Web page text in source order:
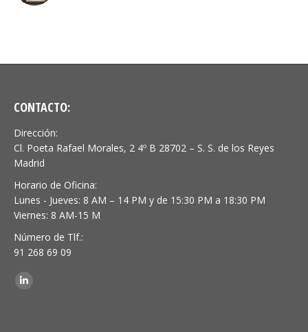
CONTACTO:
Dirección:
Cl. Poeta Rafael Morales, 2 4º B 28702 – S. S. de los Reyes
Madrid
Horario de Oficina:
Lunes - Jueves: 8 AM – 14 PM y de 15:30 PM a 18:30 PM
Viernes: 8 AM-15 M
Número de Tlf.:
91 268 69 09
Encuéntranos en:
Linkedin